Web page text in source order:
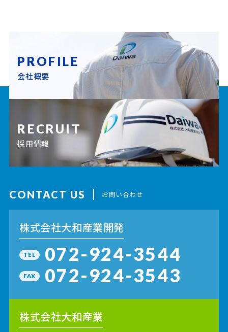
PROFILE
会社概要
RECRUIT
採用情報
CONTACT US お問い合わせ
株式会社大和産業開発
TEL 072-924-3544
FAX 072-924-3543
株式会社大和産業